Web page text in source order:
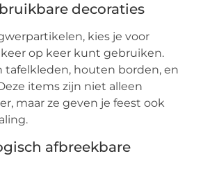
decoraties
kies je voor
op keer kunt gebruiken.
tafelkleden, houten borden, en
items zijn niet alleen
maar ze geven je feest ook
afbreekbare